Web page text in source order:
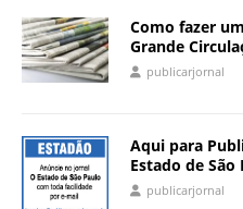
Como fazer
Grande
publicarjornal
Aqui para
Estado de São
publicarjornal